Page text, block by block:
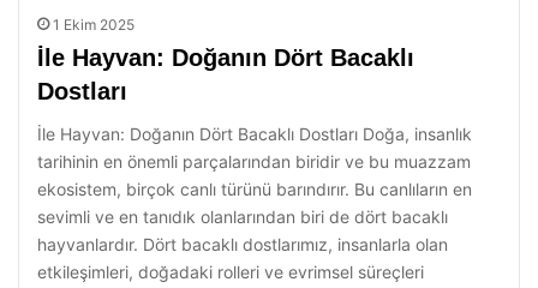
1 Ekim 2025
İle Hayvan: Doğanın Dört Bacaklı
Dostları
İle Hayvan: Doğanın Dört Bacaklı Dostları Doğa, insanlık
tarihinin en önemli parçalarından biridir ve bu muazzam
ekosistem, birçok canlı türünü barındırır. Bu canlıların en
sevimli ve en tanıdık olanlarından biri de dört bacaklı
hayvanlardır. Dört bacaklı dostlarımız, insanlarla olan
etkileşimleri, doğadaki rolleri ve evrimsel süreçleri